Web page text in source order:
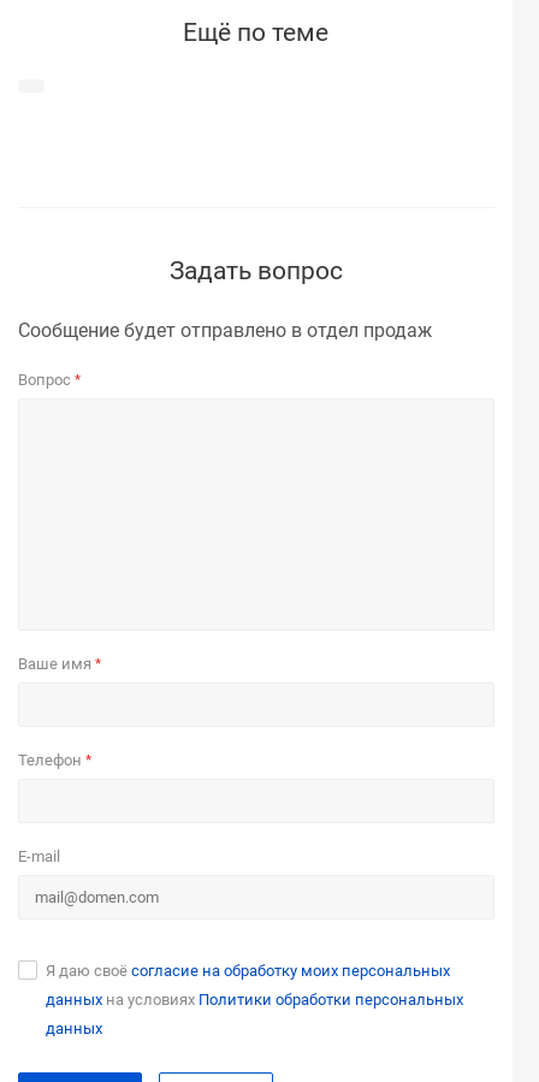
Ещё по теме
Задать вопрос
Сообщение будет отправлено в отдел продаж
Вопрос *
Ваше имя *
Телефон *
E-mail
Я даю своё согласие на обработку моих персональных
данных на условиях Политики обработки персональных
данных